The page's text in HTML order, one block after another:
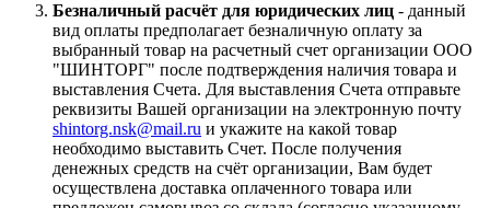
Безналичный расчёт для юридических лиц - данный
вид оплаты предполагает безналичную оплату за
выбранный товар на расчетный счет организации ООО
"ШИНТОРГ" после подтверждения наличия товара и
выставления Счета. Для выставления Счета отправьте
реквизиты Вашей организации на электронную почту
shintorg.nsk@mail.ru и укажите на какой товар
необходимо выставить Счет. После получения
денежных средств на счёт организации, Вам будет
осуществлена доставка оплаченного товара или